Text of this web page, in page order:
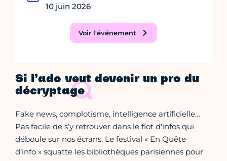
10 juin 2026
Voir l'événement
Si l’ado veut devenir un pro du
décryptage
Fake news, complotisme, intelligence artificielle…
Pas facile de s’y retrouver dans le flot d'infos qui
déboule sur nos écrans. Le festival « En Quête
d’info » squatte les bibliothèques parisiennes pour